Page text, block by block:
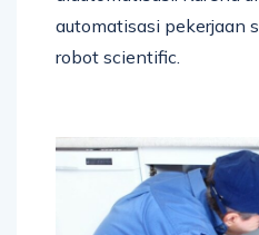
automatisasi pekerjaan
robot scientific.